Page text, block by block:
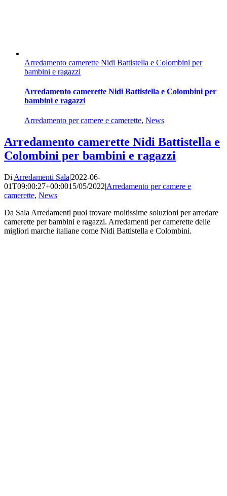
Arredamento camerette Nidi Battistella e Colombini per
bambini e ragazzi
Arredamento camerette Nidi Battistella e Colombini per
bambini e ragazzi
Arredamento per camere e camerette, News
Arredamento camerette Nidi Battistella e
Colombini per bambini e ragazzi
Di Arredamenti Sala|2022-06-
01T09:00:27+00:0015/05/2022|Arredamento per camere e
camerette, News|
Da Sala Arredamenti puoi trovare moltissime soluzioni per arredare
camerette per bambini e ragazzi. Arredamenti per camerette delle
migliori marche italiane come Nidi Battistella e Colombini.